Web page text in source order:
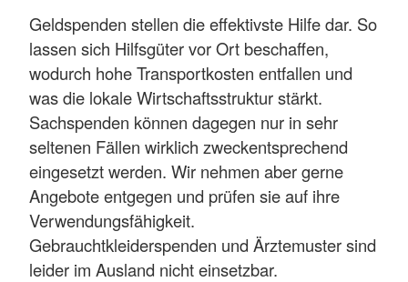
Geldspenden stellen die effektivste Hilfe dar. So
lassen sich Hilfsgüter vor Ort beschaffen,
wodurch hohe Transportkosten entfallen und
was die lokale Wirtschaftsstruktur stärkt.
Sachspenden können dagegen nur in sehr
seltenen Fällen wirklich zweckentsprechend
eingesetzt werden. Wir nehmen aber gerne
Angebote entgegen und prüfen sie auf ihre
Verwendungsfähigkeit.
Gebrauchtkleiderspenden und Ärztemuster sind
leider im Ausland nicht einsetzbar.